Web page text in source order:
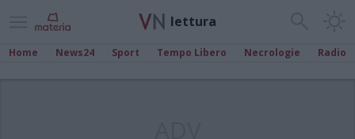
lettura
Home News24 Sport Tempo Libero Necrologie Radio